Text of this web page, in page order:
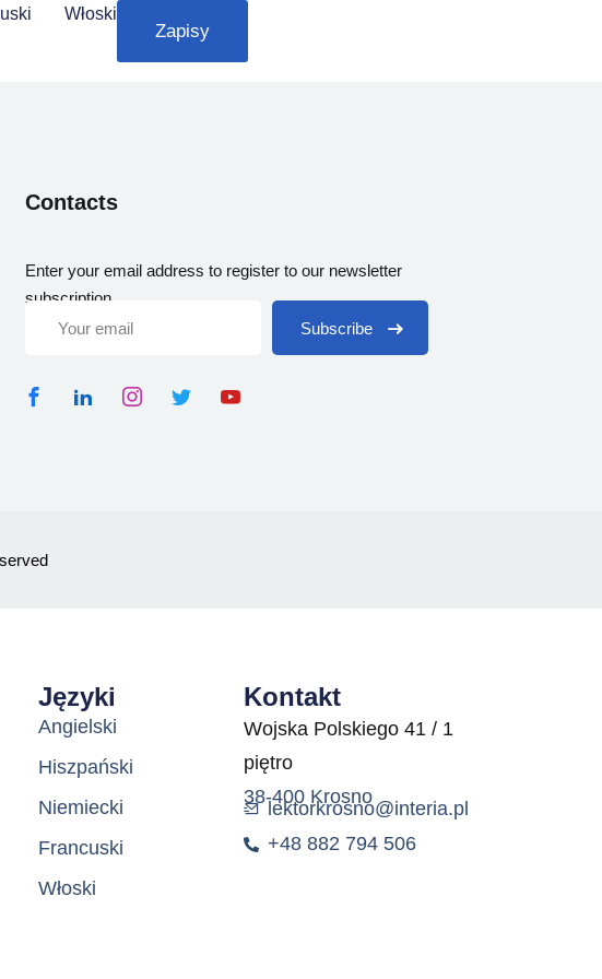
Włoski
Zapisy
Contacts
Enter your email address to register to our newsletter
subscription
Subscribe
Języki
Angielski
Hiszpański
Niemiecki
Francuski
Włoski
Kontakt
Wojska Polskiego 41 / 1
piętro
38-400 Krosno
lektorkrosno@interia.pl
+48 882 794 506